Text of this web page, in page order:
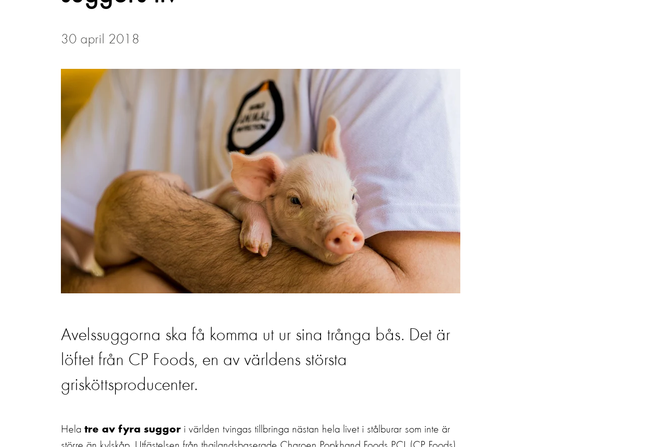
30 april 2018
Avelssuggorna ska få komma ut ur sina trånga bås. Det är
löftet från CP Foods, en av världens största
grisköttsproducenter.
Hela tre av fyra suggor i världen tvingas tillbringa nästan hela livet i stålburar som inte är